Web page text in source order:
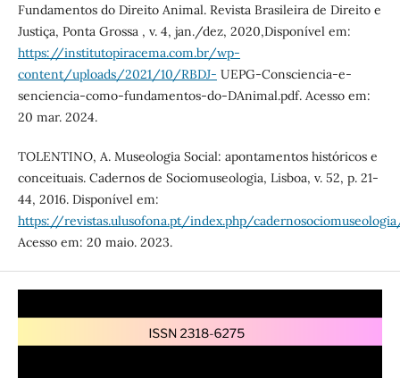
Fundamentos do Direito Animal. Revista Brasileira de Direito e
Justiça, Ponta Grossa , v. 4, jan./dez, 2020,Disponível em:
https://institutopiracema.com.br/wp-
content/uploads/2021/10/RBDJ- UEPG-Consciencia-e-
senciencia-como-fundamentos-do-DAnimal.pdf. Acesso em:
20 mar. 2024.
TOLENTINO, A. Museologia Social: apontamentos históricos e
conceituais. Cadernos de Sociomuseologia, Lisboa, v. 52, p. 21-
44, 2016. Disponível em:
https://revistas.ulusofona.pt/index.php/
Acesso em: 20 maio. 2023.